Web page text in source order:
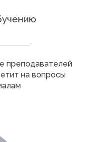
преподавателей
на вопросы